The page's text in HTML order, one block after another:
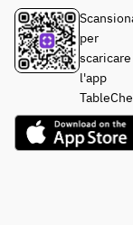
per
scaricare
l'app